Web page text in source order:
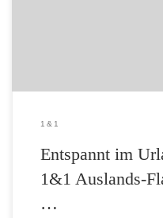
1&1
Entspannt im
1&1 Auslands-
…